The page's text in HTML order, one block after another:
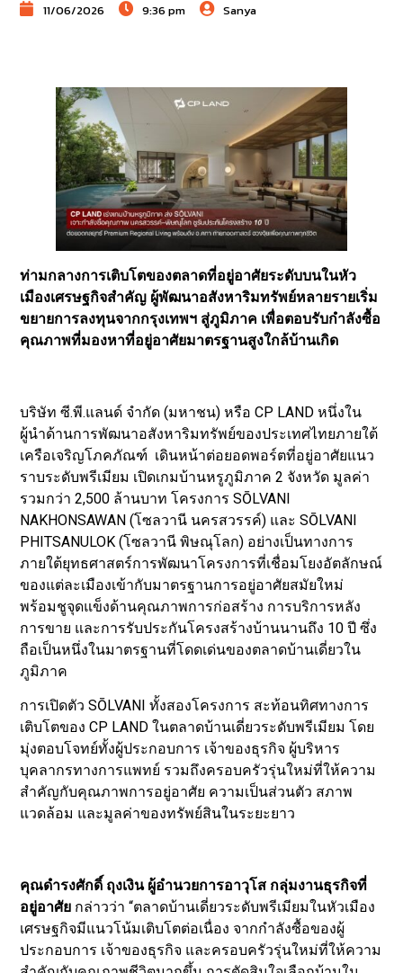
11/06/2026 9:36 pm Sanya
ท่ามกลางการเติบโตของตลาดที่อยู่อาศัยระดับบนในหัว
เมืองเศรษฐกิจสำคัญ ผู้พัฒนาอสังหาริมทรัพย์หลายรายเริ่ม
ขยายการลงทุนจากกรุงเทพฯ สู่ภูมิภาค เพื่อตอบรับกำลังซื้อ
คุณภาพที่มองหาที่อยู่อาศัยมาตรฐานสูงใกล้บ้านเกิด
บริษัท ซี.พี.แลนด์ จำกัด (มหาชน) หรือ CP LAND หนึ่งใน
ผู้นำด้านการพัฒนาอสังหาริมทรัพย์ของประเทศไทยภายใต้
เครือเจริญโภคภัณฑ์ เดินหน้าต่อยอดพอร์ตที่อยู่อาศัยแนว
ราบระดับพรีเมียม เปิดเกมบ้านหรูภูมิภาค 2 จังหวัด มูลค่า
รวมกว่า 2,500 ล้านบาท โครงการ SŌLVANI
NAKHONSAWAN (โซลวานี นครสวรรค์) และ SŌLVANI
PHITSANULOK (โซลวานี พิษณุโลก) อย่างเป็นทางการ
ภายใต้ยุทธศาสตร์การพัฒนาโครงการที่เชื่อมโยงอัตลักษณ์
ของแต่ละเมืองเข้ากับมาตรฐานการอยู่อาศัยสมัยใหม่
พร้อมชูจุดแข็งด้านคุณภาพการก่อสร้าง การบริการหลัง
การขาย และการรับประกันโครงสร้างบ้านนานถึง 10 ปี ซึ่ง
ถือเป็นหนึ่งในมาตรฐานที่โดดเด่นของตลาดบ้านเดี่ยวใน
ภูมิภาค
การเปิดตัว SŌLVANI ทั้งสองโครงการ สะท้อนทิศทางการ
เติบโตของ CP LAND ในตลาดบ้านเดี่ยวระดับพรีเมียม โดย
มุ่งตอบโจทย์ทั้งผู้ประกอบการ เจ้าของธุรกิจ ผู้บริหาร
บุคลากรทางการแพทย์ รวมถึงครอบครัวรุ่นใหม่ที่ให้ความ
สำคัญกับคุณภาพการอยู่อาศัย ความเป็นส่วนตัว สภาพ
แวดล้อม และมูลค่าของทรัพย์สินในระยะยาว
คุณดำรงศักดิ์ ถุงเงิน ผู้อำนวยการอาวุโส กลุ่มงานธุรกิจที่
อยู่อาศัย กล่าวว่า “ตลาดบ้านเดี่ยวระดับพรีเมียมในหัวเมือง
เศรษฐกิจมีแนวโน้มเติบโตต่อเนื่อง จากกำลังซื้อของผู้
ประกอบการ เจ้าของธุรกิจ และครอบครัวรุ่นใหม่ที่ให้ความ